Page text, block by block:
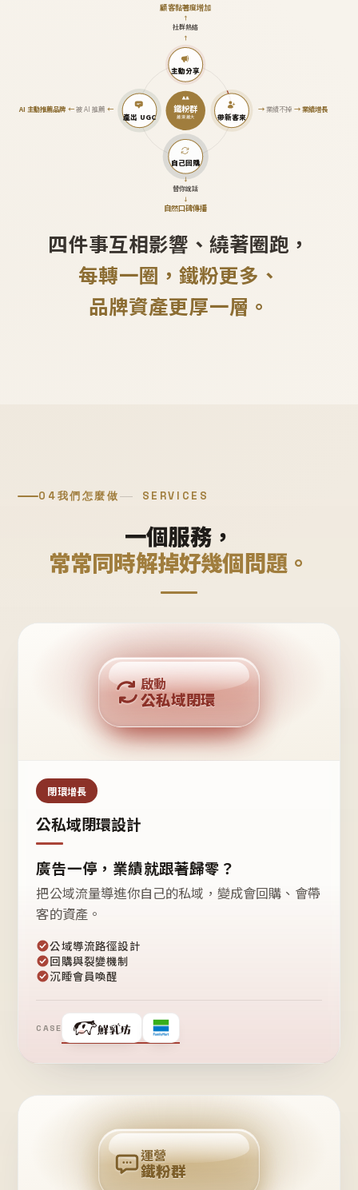
鐵粉群
越滾越大
主動分享
↑
社群熱絡
↑
顧客黏著度增加
帶新客來
→業績不掉 →業績增長
自己回購
↓
替你說話
↓
自然口碑傳播
產出 UGC
AI 主動推薦品牌←被 AI 推薦 ←
四件事互相影響、繞著圈跑，
每轉一圈，鐵粉更多、
品牌資產更厚一層。
04我們怎麼做 SERVICES
一個服務，
常常同時解掉好幾個問題。
公域流量
私域鐵粉
回購複利
啟動
公私域閉環
閉環增長
公私域閉環設計
廣告一停，業績就跟著歸零？
把公域流量導進你自己的私域，變成會回購、會帶
客的資產。
公域導流路徑設計
回購與裂變機制
沉睡會員喚醒
CASE
❤
粉
回
購
運營
鐵粉群